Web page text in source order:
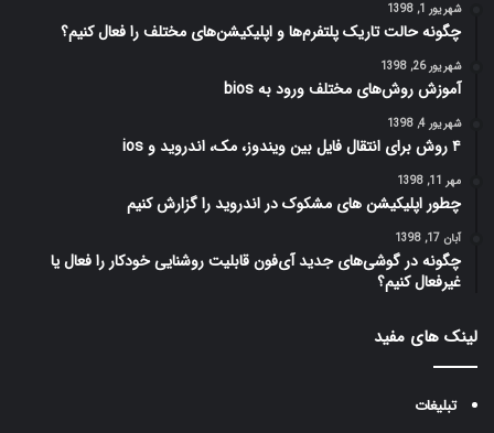
شهریور 1, 1398
چگونه حالت تاریک پلتفرم‌ها و اپلیکیشن‌های مختلف را فعال کنیم؟
شهریور 26, 1398
آموزش روش‌های مختلف ورود به bios
شهریور 4, 1398
۴ روش برای انتقال فایل بین ویندوز، مک، اندروید و ios
مهر 11, 1398
چطور اپلیکیشن های مشکوک در اندروید را گزارش کنیم
آبان 17, 1398
چگونه در گوشی‌های جدید آی‌فون قابلیت روشنایی خودکار را فعال یا
غیرفعال کنیم؟
لینک های مفید
تبلیغات